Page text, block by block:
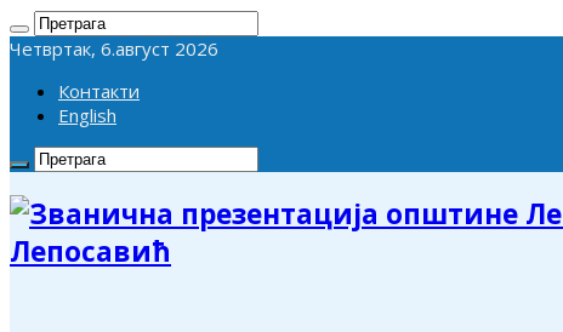
Четвртак, 6.август 2026
Контакти
English
Лепосавић